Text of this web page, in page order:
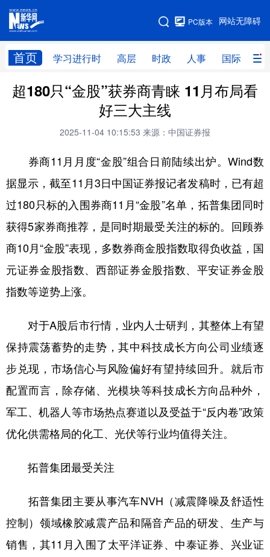
网站无障碍
PC版本
首页 学习进行时 高层 时政 人事 国际 财
网站地图
学习进行时 高层 时政 人事
财经 网评
科技 科创 量子 体育
文化 书画 军事
法律 中央文件 金融 汽车
食品 人居 信息化 数字经济
学术中国
彩票 娱乐 时尚 悦读
公益 一带一路 亚太网 上市公司
文化产业
地方频道
北京 天津
浙江 安徽 福建 江西
山东 河南 湖北 湖南
超180只“金股”获券商青睐 11月布局看
好三大主线
2025-11-04 10:15:53 来源：中国证券报
券商11月月度“金股”组合日前陆续出炉。Wind数
据显示，截至11月3日中国证券报记者发稿时，已有超
过180只标的入围券商11月“金股”名单，拓普集团同时
获得5家券商推荐，是同时期最受关注的标的。回顾券
商10月“金股”表现，多数券商金股指数取得负收益，国
元证券金股指数、西部证券金股指数、平安证券金股
指数等逆势上涨。
对于A股后市行情，业内人士研判，其整体上有望
保持震荡蓄势的走势，其中科技成长方向公司业绩逐
步兑现，市场信心与风险偏好有望持续回升。就后市
配置而言，除存储、光模块等科技成长方向品种外，
军工、机器人等市场热点赛道以及受益于“反内卷”政策
优化供需格局的化工、光伏等行业均值得关注。
拓普集团最受关注
拓普集团主要从事汽车NVH（减震降噪及舒适性
控制）领域橡胶减震产品和隔音产品的研发、生产与
销售，其11月入围了太平洋证券、中泰证券、兴业证